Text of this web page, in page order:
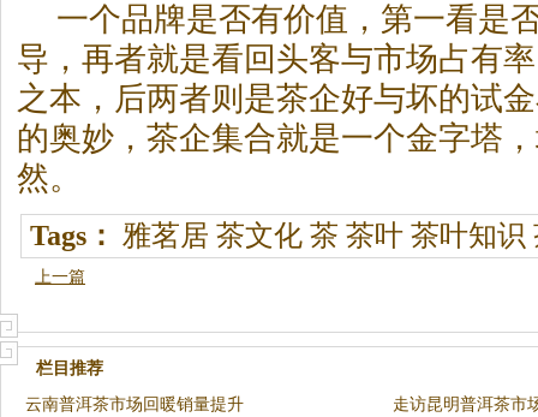
一个品牌是否有价值，第一看是
导，再者就是看回头客与市场占有
之本，后两者则是茶企好与坏的试
的奥妙，茶企集合就是一个金字塔
然。
Tags： 雅茗居 茶文化 茶 茶叶 茶叶知识
上一篇
栏目推荐
云南普洱茶市场回暖销量提升
走访昆明普洱茶市